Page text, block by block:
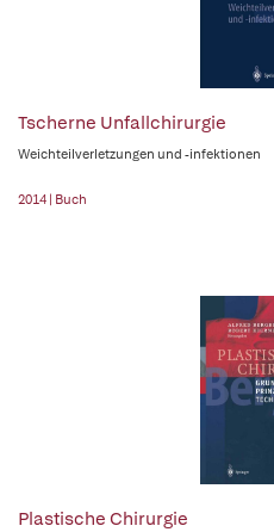
Tscherne Unfallchirurgie
Weichteilverletzungen und -infektionen
2014 | Buch
Plastische Chirurgie